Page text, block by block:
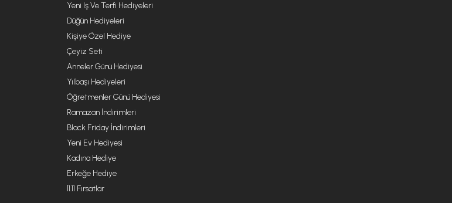
Yeni Iş Ve Terfi Hediyeleri
Düğün Hediyeleri
Kişiye Özel Hediye
Çeyiz Seti
Anneler Günü Hediyesi
Yılbaşı Hediyeleri
Öğretmenler Günü Hediyesi
Ramazan İndirimleri
Black Friday İndirimleri
Yeni Ev Hediyesi
Kadına Hediye
Erkeğe Hediye
11.11 Fırsatlar